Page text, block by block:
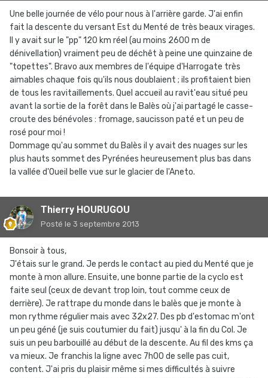
Une belle journée de vélo pour nous à l'arrière garde. J'ai enfin
fait la descente du versant Est du Menté de très beaux virages.
Il y avait sur le "pp" 120 km réel (au moins 2600 m de
dénivellation) vraiment peu de déchêt à peine une quinzaine de
"topettes". Bravo aux membres de l'équipe d'Harrogate très
aimables chaque fois qu'ils nous doublaient ; ils profitaient bien
de tous les ravitaillements. Quel accueil au ravit'eau situé peu
avant la sortie de la forêt dans le Balès où j'ai partagé le casse-
croute des bénévoles : fromage, saucisson paté et un peu de
rosé pour moi !
Dommage qu'au sommet du Balès il y avait des nuages sur les
plus hauts sommet des Pyrénées heureusement plus bas dans
la vallée d'Oueil belle vue sur le glacier de l'Aneto.
Thierry HOURUGOU
Posté le 3 septembre 2013
Bonsoir à tous,
J'étais sur le grand. Je perds le contact au pied du Menté que je
monte à mon allure. Ensuite, une bonne partie de la cyclo est
faite seul (ceux de devant trop loin, tout comme ceux de
derrière). Je rattrape du monde dans le balès que je monte à
mon rythme régulier mais avec 32x27. Des pb d'estomac m'ont
un peu géné (je suis coutumier du fait) jusqu' à la fin du Col. Je
suis un peu barbouillé au début de la descente. Au fil des kms ça
va mieux. Je franchis la ligne avec 7h00 de selle pas cuit,
content. J'ai pris du plaisir même si mes difficultés à suivre